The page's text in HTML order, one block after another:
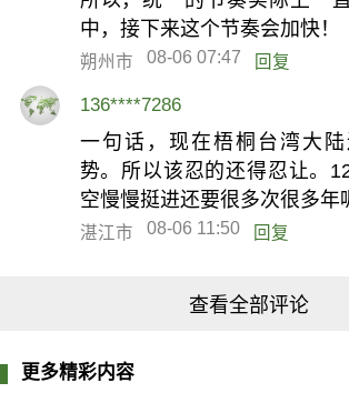
中，接下来这个节奏会加快！
朔州市 08-06 07:47 回复
136****7286
一句话，现在梧桐台湾大
势。所以该忍的还得忍让。
空慢慢挺进还要很多次很多年
湛江市 08-06 11:50 回复
查看全部评论
更多精彩内容